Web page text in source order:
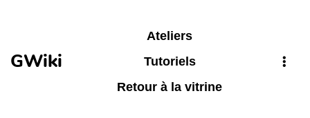
GWiki
Ateliers
Tutoriels
Retour à la vitrine